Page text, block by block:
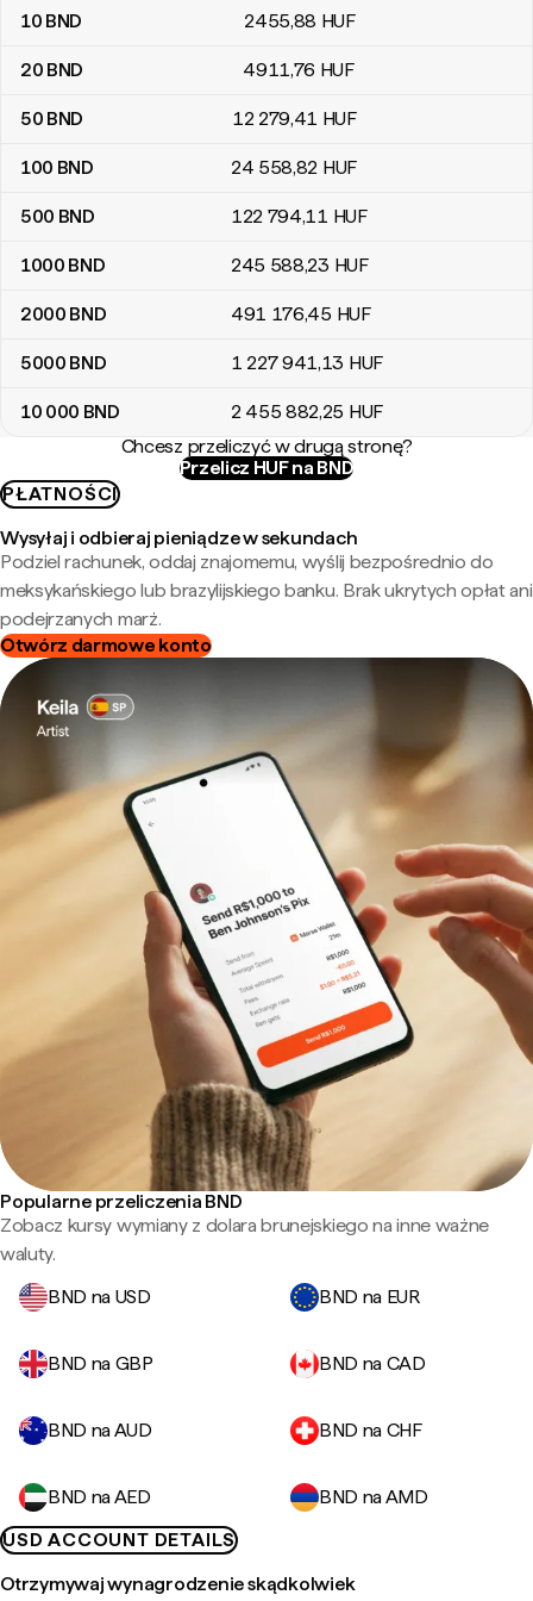
10 BND 2455,88 HUF
20 BND 4911,76 HUF
50 BND 12 279,41 HUF
100 BND 24 558,82 HUF
500 BND 122 794,11 HUF
1000 BND 245 588,23 HUF
2000 BND 491 176,45 HUF
5000 BND 1 227 941,13 HUF
10 000 BND 2 455 882,25 HUF
Chcesz przeliczyć w drugą stronę?
Przelicz HUF na BND
PŁATNOŚCI
Wysyłaj i odbieraj pieniądze w sekundach
Podziel rachunek, oddaj znajomemu, wyślij bezpośrednio do
meksykańskiego lub brazylijskiego banku. Brak ukrytych opłat ani
podejrzanych marż.
Otwórz darmowe konto
Popularne przeliczenia BND
Zobacz kursy wymiany z dolara brunejskiego na inne ważne
waluty.
BND na USD
BND na EUR
BND na GBP BND na CAD
BND na AUD BND na CHF
BND na AED
BND na AMD
USD ACCOUNT DETAILS
Otrzymywaj wynagrodzenie skądkolwiek